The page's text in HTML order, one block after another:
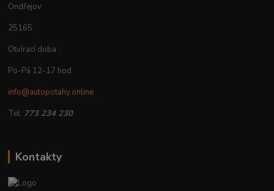
Ondřejov
25165
Otvírací doba :
Po-Pá 12-17 hod
info@autopotahy.online
Tel: 773 234 230
Kontakty